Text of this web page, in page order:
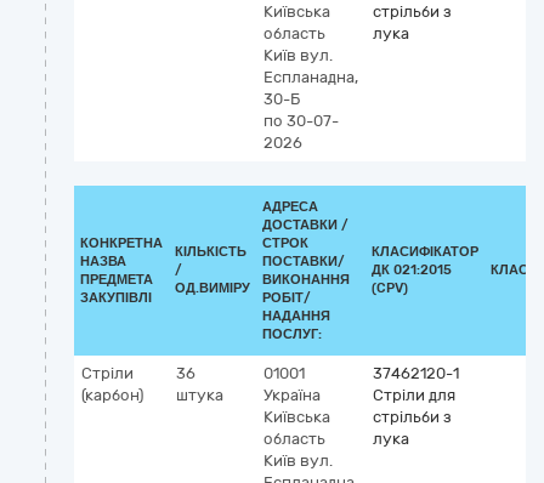
Київська
область
Київ вул.
Еспланадна,
30-Б
по 30-07-
2026
стрільби з
лука
КОНКРЕТНА
НАЗВА
ПРЕДМЕТА
ЗАКУПІВЛІ
КІЛЬКІСТЬ
/
ОД.ВИМІРУ
АДРЕСА
ДОСТАВКИ /
СТРОК
ПОСТАВКИ/
ВИКОНАННЯ
РОБІТ/
НАДАННЯ
ПОСЛУГ:
КЛАСИФІКАТОР
ДК 021:2015
(CPV)
Стріли
(карбон)
36
штука
01001
Україна
Київська
область
Київ вул.
37462120-1
Стріли для
стрільби з
лука